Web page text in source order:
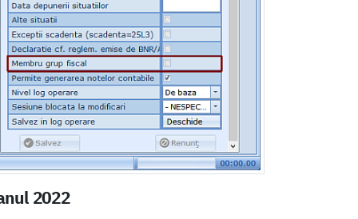
2022